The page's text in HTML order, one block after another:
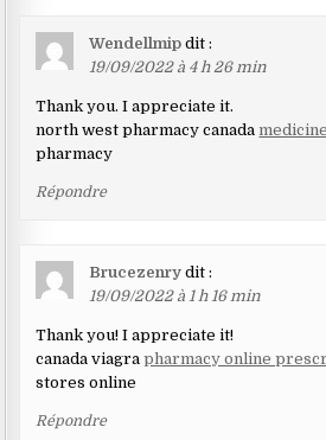
Wendellmip dit :
19/09/2022 à 4 h 26 min
Thank you. I appreciate it.
north west pharmacy canada
pharmacy
Répondre
Brucezenry dit :
19/09/2022 à 1 h 16 min
Thank you! I appreciate it!
canada viagrapharmacy online
stores online
Répondre